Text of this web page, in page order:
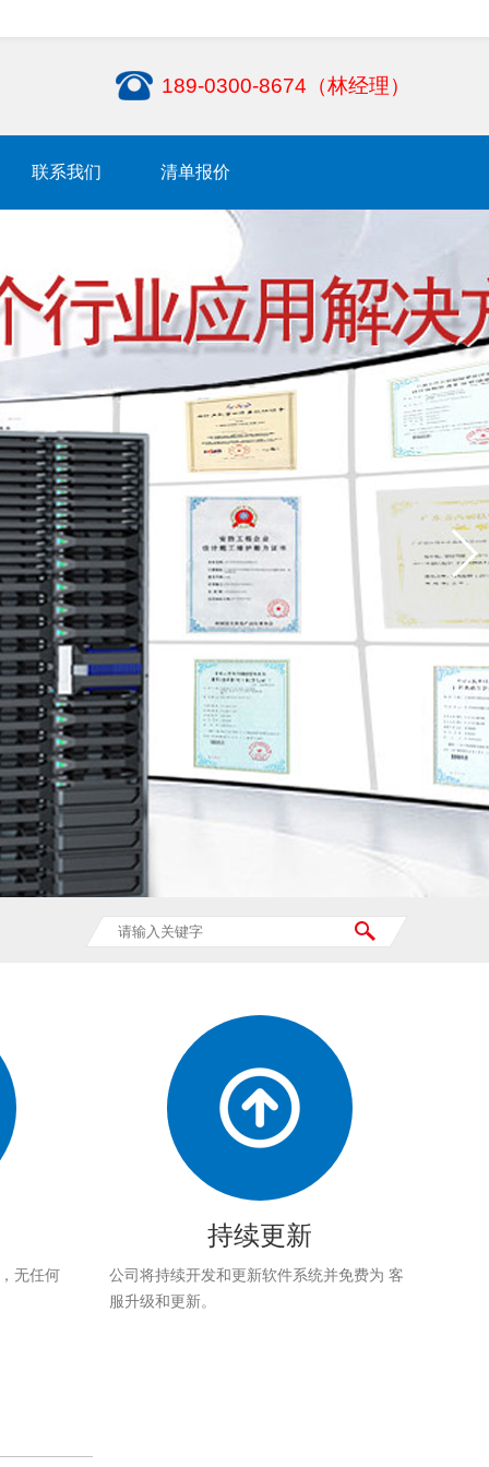
189-0300-8674（林经理）
联系我们 清单报价
无任何
持续更新
公司将持续开发和更新软件系统并免费为 客
服升级和更新。